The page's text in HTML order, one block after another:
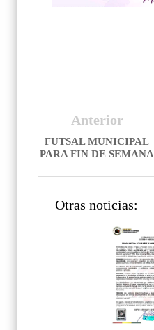
Anterior
FUTSAL MUNICIPAL
PARA FIN DE SEMANA
Otras noticias: